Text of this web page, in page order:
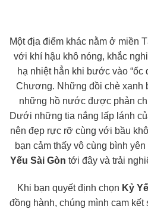
Một địa điểm khác nằm ở miền
với khí hậu khô nóng, khắc
hạ nhiệt hẳn khi bước vào “ốc
Chương. Những đồi chè xanh
những hồ nước được phản
Dưới những tia nắng lấp lánh
nên đẹp rực rỡ cùng với bầu
bạn cảm thấy vô cùng bình
Yếu Sài Gòn tới đây và trải
Khi bạn quyết định chọn Kỷ
đồng hành, chúng mình cam